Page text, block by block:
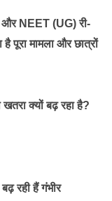
का समय लग
जाए तो इस रोग
होती है। इसके
शरीर में लाल चकत्ते
फट जाना। बुखार,
NEET (UG) री-
है पूरा मामला और छात्रों
क्यों बढ़ रहा है?
रही हैं गंभीर